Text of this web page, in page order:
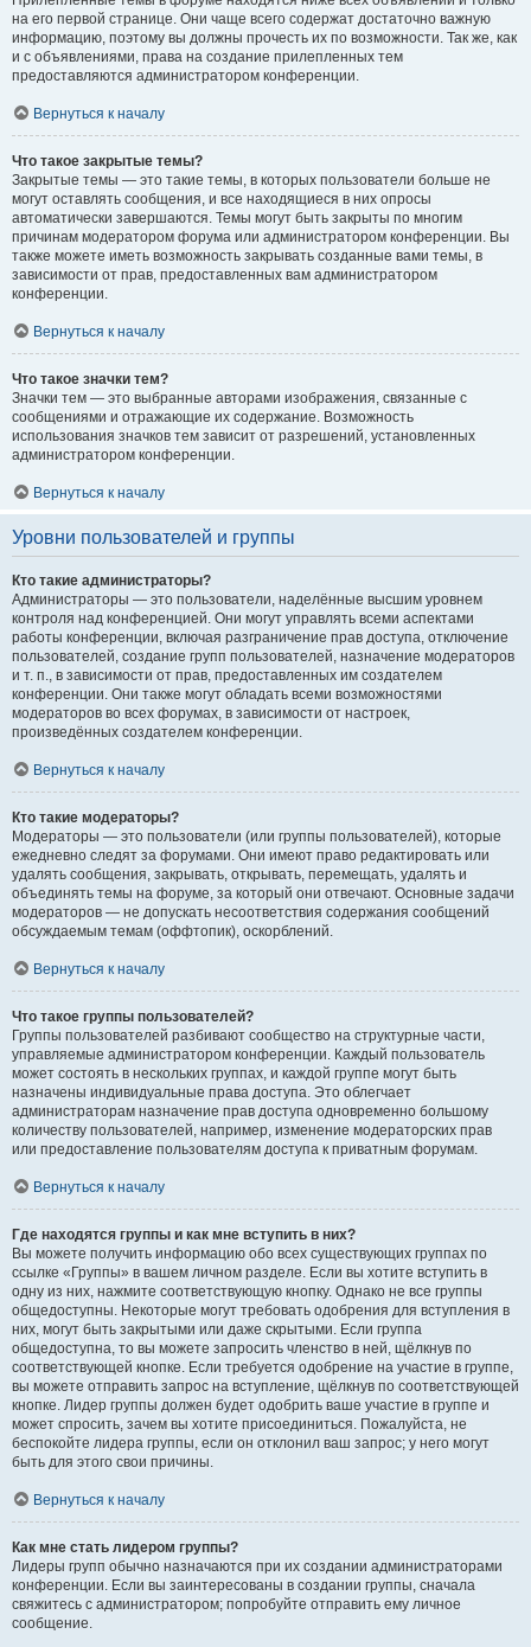
на его первой странице. Они чаще всего содержат достаточно важную
информацию, поэтому вы должны прочесть их по возможности. Так же, как
и с объявлениями, права на создание прилепленных тем
предоставляются администратором конференции.
Вернуться к началу
Что такое закрытые темы?
Закрытые темы — это такие темы, в которых пользователи больше не
могут оставлять сообщения, и все находящиеся в них опросы
автоматически завершаются. Темы могут быть закрыты по многим
причинам модератором форума или администратором конференции. Вы
также можете иметь возможность закрывать созданные вами темы, в
зависимости от прав, предоставленных вам администратором
конференции.
Вернуться к началу
Что такое значки тем?
Значки тем — это выбранные авторами изображения, связанные с
сообщениями и отражающие их содержание. Возможность
использования значков тем зависит от разрешений, установленных
администратором конференции.
Вернуться к началу
Уровни пользователей и группы
Кто такие администраторы?
Администраторы — это пользователи, наделённые высшим уровнем
контроля над конференцией. Они могут управлять всеми аспектами
работы конференции, включая разграничение прав доступа, отключение
пользователей, создание групп пользователей, назначение модераторов
и т. п., в зависимости от прав, предоставленных им создателем
конференции. Они также могут обладать всеми возможностями
модераторов во всех форумах, в зависимости от настроек,
произведённых создателем конференции.
Вернуться к началу
Кто такие модераторы?
Модераторы — это пользователи (или группы пользователей), которые
ежедневно следят за форумами. Они имеют право редактировать или
удалять сообщения, закрывать, открывать, перемещать, удалять и
объединять темы на форуме, за который они отвечают. Основные задачи
модераторов — не допускать несоответствия содержания сообщений
обсуждаемым темам (оффтопик), оскорблений.
Вернуться к началу
Что такое группы пользователей?
Группы пользователей разбивают сообщество на структурные части,
управляемые администратором конференции. Каждый пользователь
может состоять в нескольких группах, и каждой группе могут быть
назначены индивидуальные права доступа. Это облегчает
администраторам назначение прав доступа одновременно большому
количеству пользователей, например, изменение модераторских прав
или предоставление пользователям доступа к приватным форумам.
Вернуться к началу
Где находятся группы и как мне вступить в них?
Вы можете получить информацию обо всех существующих группах по
ссылке «Группы» в вашем личном разделе. Если вы хотите вступить в
одну из них, нажмите соответствующую кнопку. Однако не все группы
общедоступны. Некоторые могут требовать одобрения для вступления в
них, могут быть закрытыми или даже скрытыми. Если группа
общедоступна, то вы можете запросить членство в ней, щёлкнув по
соответствующей кнопке. Если требуется одобрение на участие в группе,
вы можете отправить запрос на вступление, щёлкнув по соответствующей
кнопке. Лидер группы должен будет одобрить ваше участие в группе и
может спросить, зачем вы хотите присоединиться. Пожалуйста, не
беспокойте лидера группы, если он отклонил ваш запрос; у него могут
быть для этого свои причины.
Вернуться к началу
Как мне стать лидером группы?
Лидеры групп обычно назначаются при их создании администраторами
конференции. Если вы заинтересованы в создании группы, сначала
свяжитесь с администратором; попробуйте отправить ему личное
сообщение.